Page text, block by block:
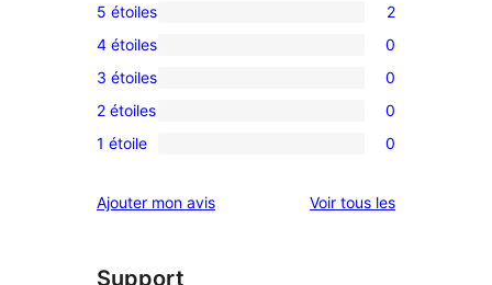
2
avis
à
5
étoiles
5 étoiles 2
0
avis
à
4
4 étoiles 0
0
avis
à
étoile
3 étoiles 0
0
avis
2
2 étoiles 0
0
à
étoile
1 étoile 0
Ajouter mon avis Voir tous lesavis
Support